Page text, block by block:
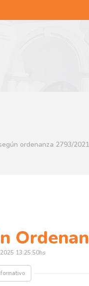
ordenanza 2793/2021
13:25:50hs